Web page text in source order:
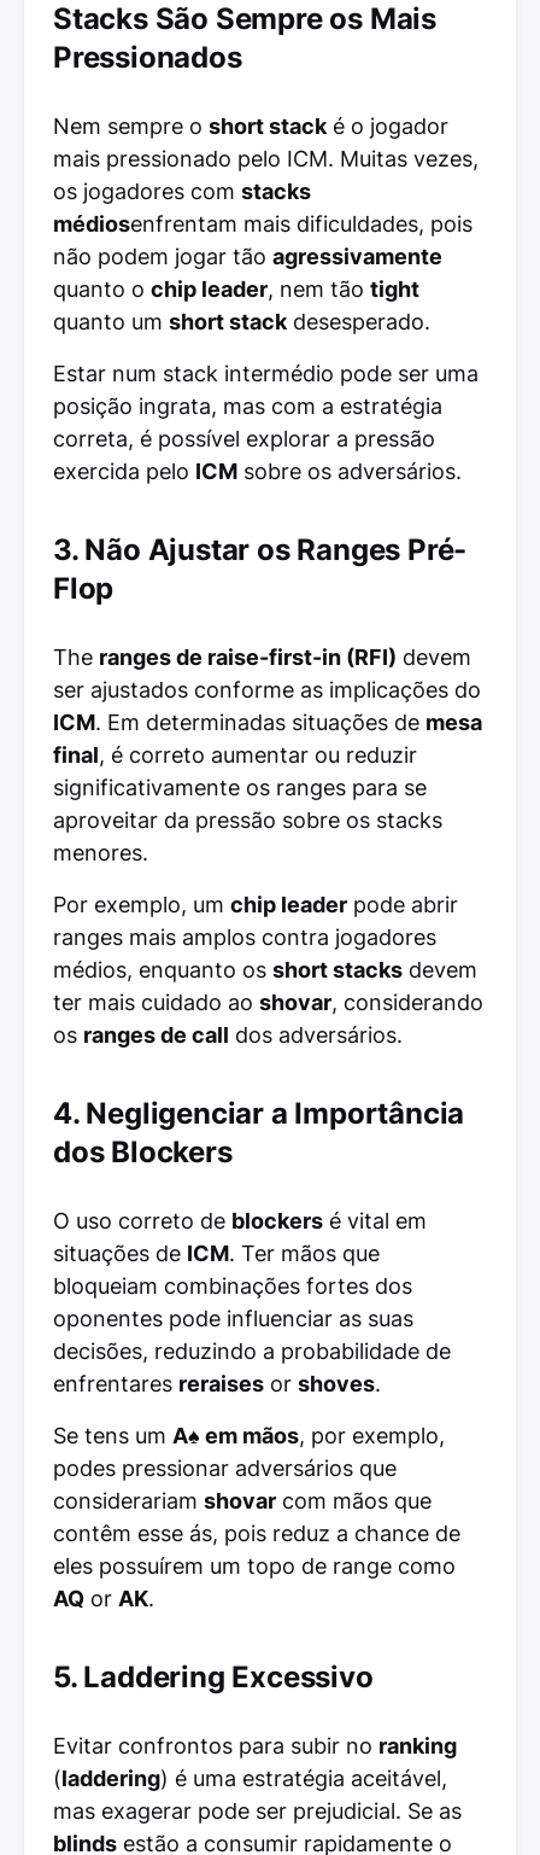
Stacks São Sempre os Mais
Pressionados
Nem sempre o short stack é o jogador
mais pressionado pelo ICM. Muitas vezes,
os jogadores com stacks
médiosenfrentam mais dificuldades, pois
não podem jogar tão agressivamente
quanto o chip leader, nem tão tight
quanto um short stack desesperado.
Estar num stack intermédio pode ser uma
posição ingrata, mas com a estratégia
correta, é possível explorar a pressão
exercida pelo ICM sobre os adversários.
3. Não Ajustar os Ranges Pré-
Flop
The ranges de raise-first-in (RFI) devem
ser ajustados conforme as implicações do
ICM. Em determinadas situações de mesa
final, é correto aumentar ou reduzir
significativamente os ranges para se
aproveitar da pressão sobre os stacks
menores.
Por exemplo, um chip leader pode abrir
ranges mais amplos contra jogadores
médios, enquanto os short stacks devem
ter mais cuidado ao shovar, considerando
os ranges de call dos adversários.
4. Negligenciar a Importância
dos Blockers
O uso correto de blockers é vital em
situações de ICM. Ter mãos que
bloqueiam combinações fortes dos
oponentes pode influenciar as suas
decisões, reduzindo a probabilidade de
enfrentares reraises or shoves.
Se tens um A♠ em mãos, por exemplo,
podes pressionar adversários que
considerariam shovar com mãos que
contêm esse ás, pois reduz a chance de
eles possuírem um topo de range como
AQ or AK.
5. Laddering Excessivo
Evitar confrontos para subir no ranking
(laddering) é uma estratégia aceitável,
mas exagerar pode ser prejudicial. Se as
blinds estão a consumir rapidamente o